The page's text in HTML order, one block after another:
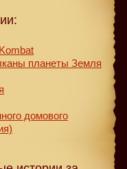
планеты Земля
домового